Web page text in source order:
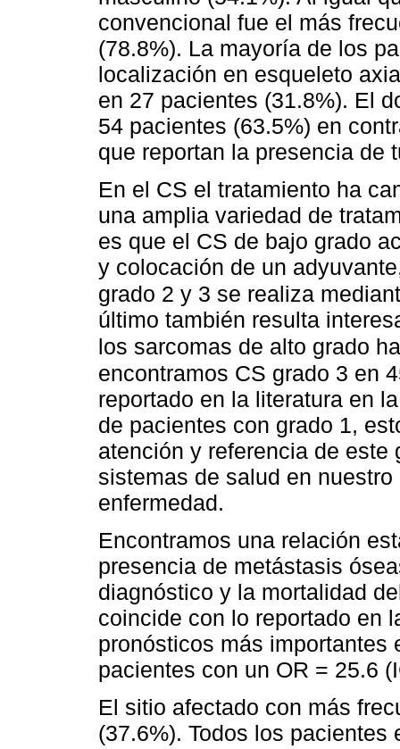
convencional fue el más
(78.8%). La mayoría de los
localización en esqueleto
en 27 pacientes (31.8%). El
54 pacientes (63.5%) en
que reportan la presencia de
En el CS el tratamiento ha
una amplia variedad de
es que el CS de bajo grado
y colocación de un
grado 2 y 3 se realiza
último también resulta
los sarcomas de alto grado
encontramos CS grado 3 en
reportado en la literatura en
de pacientes con grado 1,
atención y referencia de
sistemas de salud en
enfermedad.
Encontramos una relación
presencia de metástasis
diagnóstico y la mortalidad
coincide con lo reportado en
pronósticos más
pacientes con un OR = 25.6
El sitio afectado con más
(37.6%). Todos los